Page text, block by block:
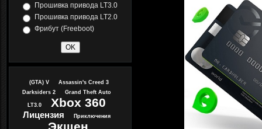
Прошивка привода LT3.0
Прошивка привода LT2.0
Фрибут (Freeboot)
(GTA) V
Assassin's Creed 3
Darksiders 2
Grand Theft Auto
LT3.0 Xbox 360
Лицензия Приключения